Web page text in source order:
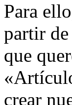
Para
partir de
que
crear